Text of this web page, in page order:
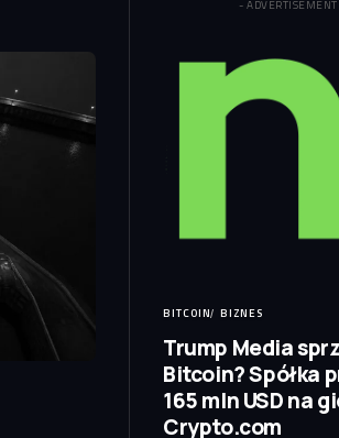
-
BITCOIN BIZNES
Trump Media
Bitcoin? Spółka
165 mln USD na
Crypto.com